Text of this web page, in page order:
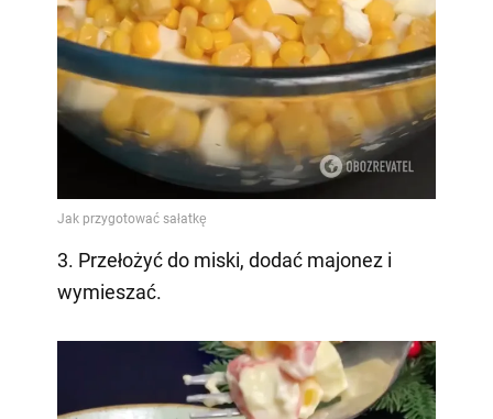
3. Przełożyć do miski, dodać majonez i
wymieszać.